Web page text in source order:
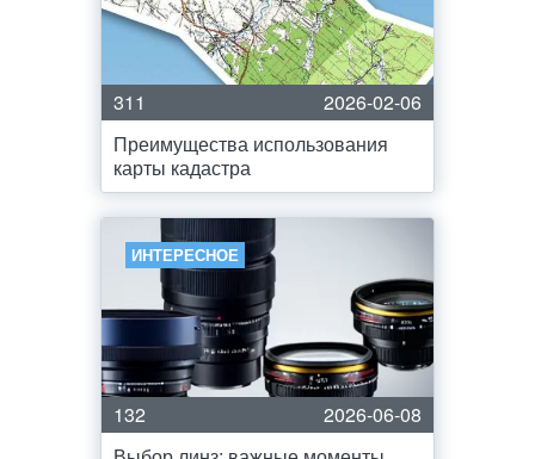
311
2026-02-06
Преимущества использования
карты кадастра
ИНТЕРЕСНОЕ
132
2026-06-08